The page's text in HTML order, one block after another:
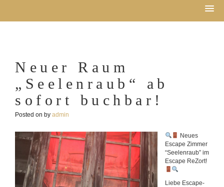
Neuer Raum
„Seelenraub“ ab
sofort buchbar!
Posted on by admin
Neues
Escape Zimmer
“Seelenraub” im
Escape ReZort!
Liebe Escape-